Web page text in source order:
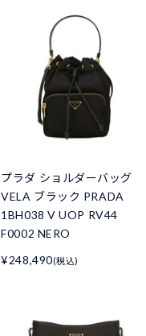
プラダ ショルダーバッグ
VELA ブラック PRADA
1BH038 V UOP RV44
F0002 NERO
¥248,490(税込)